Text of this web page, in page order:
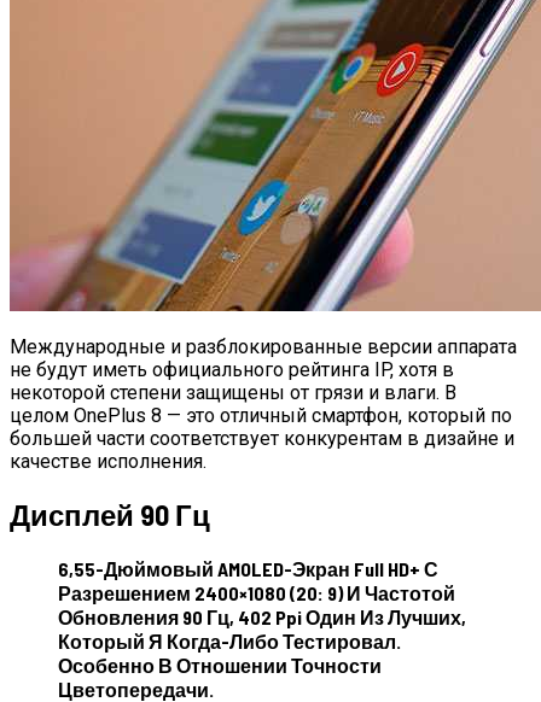
Международные и разблокированные версии аппарата
не будут иметь официального рейтинга IP, хотя в
некоторой степени защищены от грязи и влаги. В
целом OnePlus 8 — это отличный смартфон, который по
большей части соответствует конкурентам в дизайне и
качестве исполнения.
Дисплей 90 Гц
6,55-Дюймовый AMOLED-Экран Full HD+ С
Разрешением 2400×1080 (20: 9) И Частотой
Обновления 90 Гц, 402 Ppi Один Из Лучших,
Который Я Когда-Либо Тестировал.
Особенно В Отношении Точности
Цветопередачи.